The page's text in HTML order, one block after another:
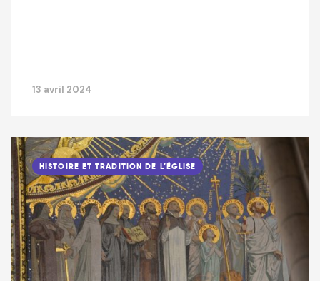
13 avril 2024
HISTOIRE ET TRADITION DE L’ÉGLISE